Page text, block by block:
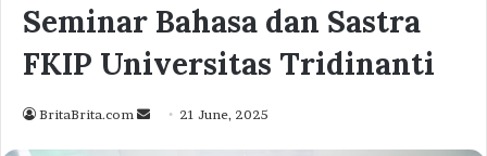
Seminar Bahasa dan Sastra
FKIP Universitas Tridinanti
BritaBrita.com
Send 21 June, 2025